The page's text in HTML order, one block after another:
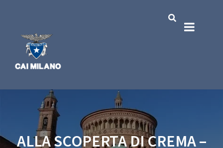
ALLA SCOPERTA DI CREMA –